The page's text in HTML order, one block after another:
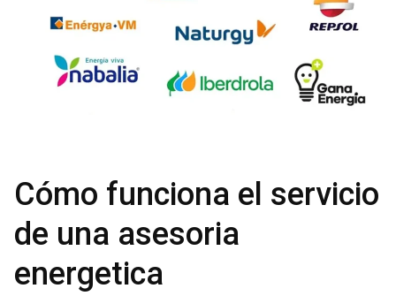
Cómo funciona el servicio
de una asesoria
energetica